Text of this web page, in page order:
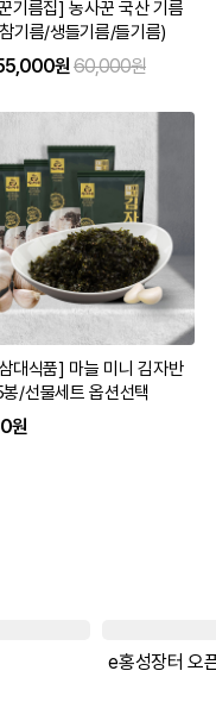
기름집] 농사꾼 국산 기름
기름/생들기름/들기름)
원60,000원
대식품] 마늘 미니 김자반
5봉/선물세트 옵션선택
원